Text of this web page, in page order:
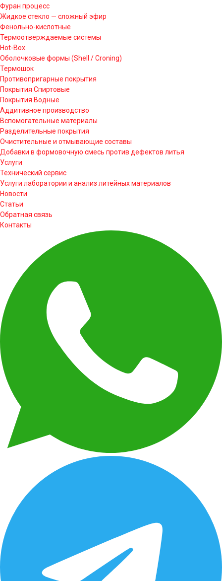
Фуран процесс
Жидкое стекло — сложный эфир
Фенольно-кислотные
Термоотверждаемые системы
Hot-Box
Оболочковые формы (Shell / Croning)
Термошок
Противопригарные покрытия
Покрытия Спиртовые
Покрытия Водные
Аддитивное производство
Вспомогательные материалы
Разделительные покрытия
Очистительные и отмывающие составы
Добавки в формовочную смесь против дефектов литья
Услуги
Технический сервис
Услуги лаборатории и анализ литейных материалов
Новости
Статьи
Обратная связь
Контакты